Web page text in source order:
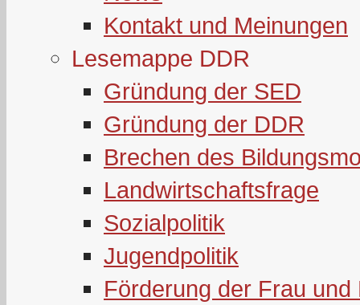
Kontakt und Meinungen
Lesemappe DDR
Gründung der SED
Gründung der DDR
Brechen des
Landwirtschaftsfrage
Sozialpolitik
Jugendpolitik
Förderung der Frau und